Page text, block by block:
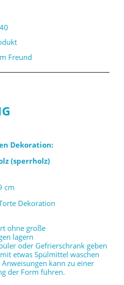
Freund
Dekoration:
(sperrholz)
cm
Dekoration
ohne große
lagern
oder Gefrierschrank geben
etwas Spülmittel waschen
kann zu einer
der Form führen.